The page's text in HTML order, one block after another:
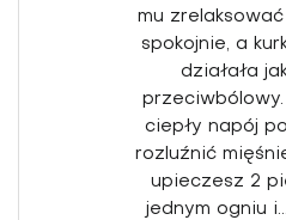
mu
spokojnie, a
działała
ciepły napój
rozluźnić
upieczesz 2
jednym ogniu